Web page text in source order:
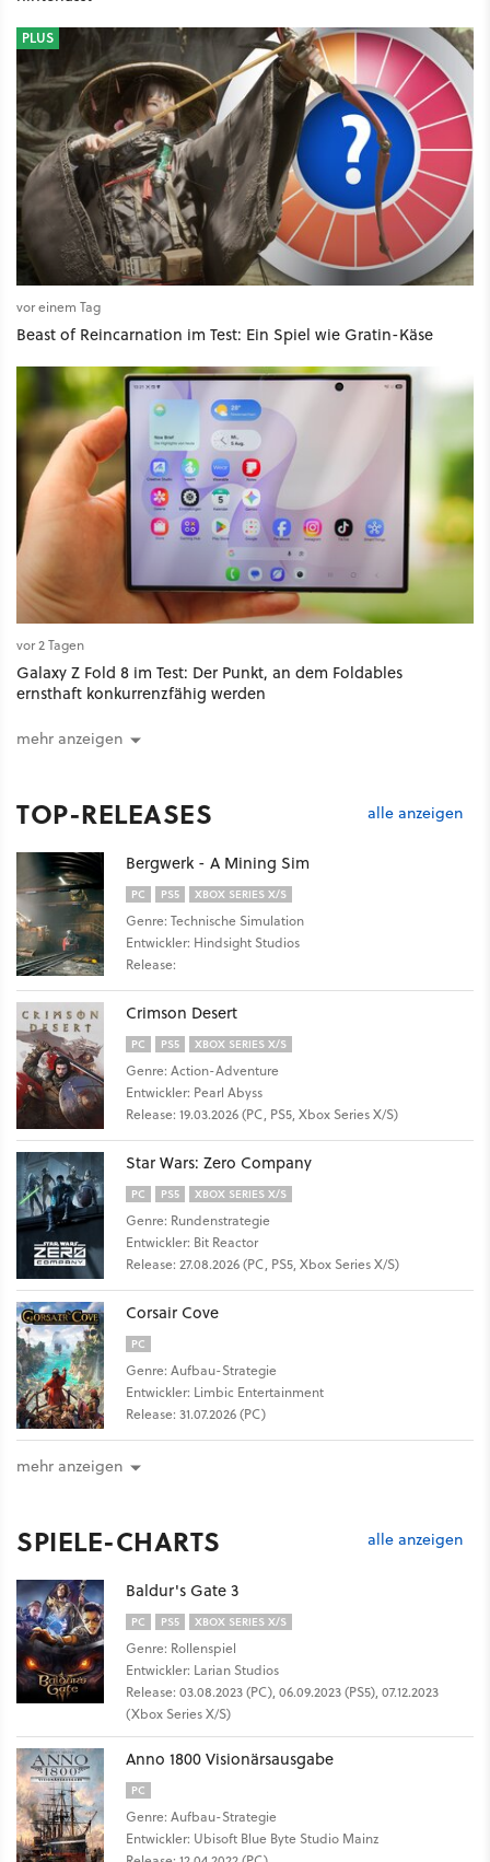
PLUS
vor einem Tag
Beast of Reincarnation im Test: Ein Spiel wie Gratin-Käse
vor 2 Tagen
Galaxy Z Fold 8 im Test: Der Punkt, an dem Foldables
ernsthaft konkurrenzfähig werden
mehr anzeigen
TOP-RELEASES alle anzeigen
Bergwerk - A Mining Sim
PC PS5 XBOX SERIES X/S
Genre: Technische Simulation
Entwickler: Hindsight Studios
Release:
Crimson Desert
PC PS5 XBOX SERIES X/S
Genre: Action-Adventure
Entwickler: Pearl Abyss
Release: 19.03.2026 (PC, PS5, Xbox Series X/S)
Star Wars: Zero Company
PC PS5 XBOX SERIES X/S
Genre: Rundenstrategie
Entwickler: Bit Reactor
Release: 27.08.2026 (PC, PS5, Xbox Series X/S)
Corsair Cove
PC
Genre: Aufbau-Strategie
Entwickler: Limbic Entertainment
Release: 31.07.2026 (PC)
mehr anzeigen
SPIELE-CHARTS alle anzeigen
Baldur's Gate 3
PC PS5 XBOX SERIES X/S
Genre: Rollenspiel
Entwickler: Larian Studios
Release: 03.08.2023 (PC), 06.09.2023 (PS5), 07.12.2023
(Xbox Series X/S)
Anno 1800 Visionärsausgabe
PC
Genre: Aufbau-Strategie
Entwickler: Ubisoft Blue Byte Studio Mainz